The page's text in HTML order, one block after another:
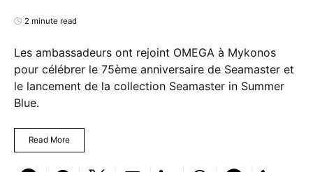
2 minute read
Les ambassadeurs ont rejoint OMEGA à Mykonos
pour célébrer le 75ème anniversaire de Seamaster et
le lancement de la collection Seamaster in Summer
Blue.
Read More